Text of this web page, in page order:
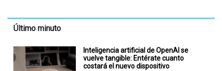
Último minuto
Inteligencia artificial de OpenAI se
vuelve tangible: Entérate cuanto
costará el nuevo dispositivo